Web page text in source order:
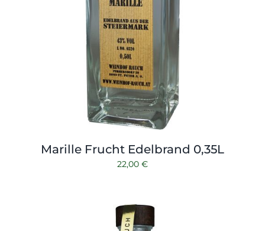
Marille Frucht Edelbrand 0,35L
22,00 €